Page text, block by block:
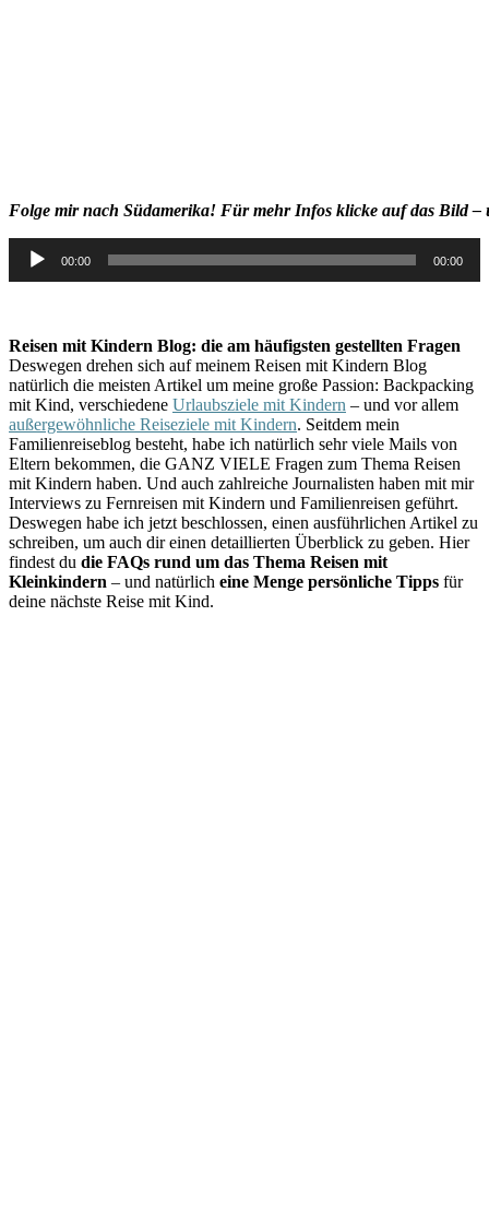
Folge mir nach Südamerika! Für mehr Infos klicke auf das Bild –
Audio-
Player
00:00 00:00
Reisen mit Kindern Blog: die am häufigsten gestellten Fragen
Deswegen drehen sich auf meinem Reisen mit Kindern Blog
natürlich die meisten Artikel um meine große Passion: Backpacking
mit Kind, verschiedene Urlaubsziele mit Kindern – und vor allem
außergewöhnliche Reiseziele mit Kindern. Seitdem mein
Familienreiseblog besteht, habe ich natürlich sehr viele Mails von
Eltern bekommen, die GANZ VIELE Fragen zum Thema Reisen
mit Kindern haben. Und auch zahlreiche Journalisten haben mit mir
Interviews zu Fernreisen mit Kindern und Familienreisen geführt.
Deswegen habe ich jetzt beschlossen, einen ausführlichen Artikel zu
schreiben, um auch dir einen detaillierten Überblick zu geben. Hier
findest du die FAQs rund um das Thema Reisen mit
Kleinkindern – und natürlich eine Menge persönliche Tipps für
deine nächste Reise mit Kind.